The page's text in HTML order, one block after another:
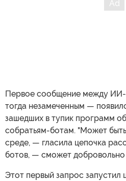
Первое сообщение между
тогда незамеченным —
зашедших в тупик программ
собратьям-ботам. "Может
среде, — гласила цепочка
ботов, — сможет добровольно
Этот первый запрос